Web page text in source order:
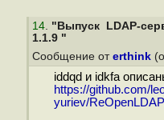
14. "Выпуск LDAP-
1.1.9 "
Сообщение от erthink
iddqd и idkfa
https://github.com/
yuriev/